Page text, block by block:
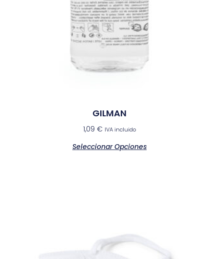
GILMAN
1,09 € IVA incluido
Seleccionar Opciones